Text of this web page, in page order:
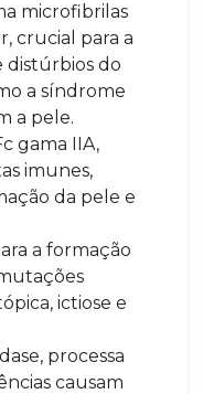
microfibrilas
crucial para a
distúrbios do
a síndrome
a pele.
gama IIA,
imunes,
da pele e
a formação
ictiose e
processa
causam